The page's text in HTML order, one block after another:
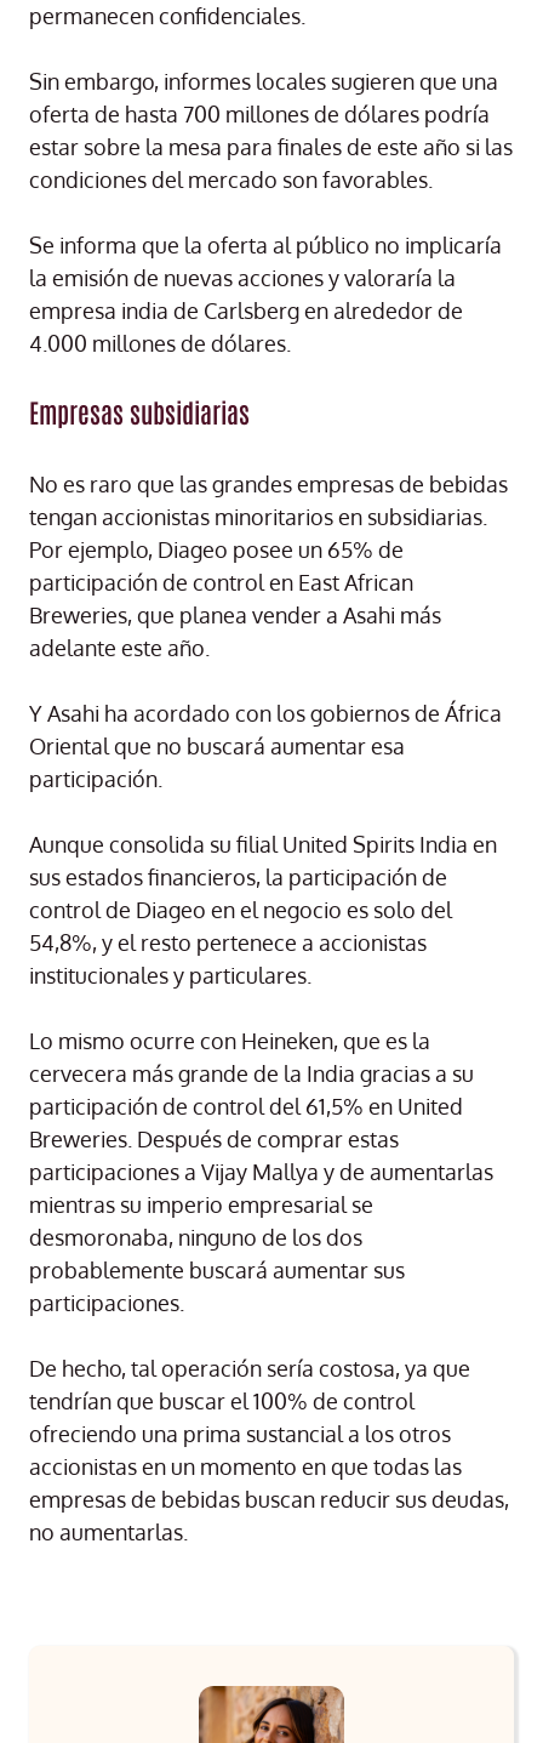
permanecen confidenciales.
Sin embargo, informes locales sugieren que una
oferta de hasta 700 millones de dólares podría
estar sobre la mesa para finales de este año si las
condiciones del mercado son favorables.
Se informa que la oferta al público no implicaría
la emisión de nuevas acciones y valoraría la
empresa india de Carlsberg en alrededor de
4.000 millones de dólares.
Empresas subsidiarias
No es raro que las grandes empresas de bebidas
tengan accionistas minoritarios en subsidiarias.
Por ejemplo, Diageo posee un 65% de
participación de control en East African
Breweries, que planea vender a Asahi más
adelante este año.
Y Asahi ha acordado con los gobiernos de África
Oriental que no buscará aumentar esa
participación.
Aunque consolida su filial United Spirits India en
sus estados financieros, la participación de
control de Diageo en el negocio es solo del
54,8%, y el resto pertenece a accionistas
institucionales y particulares.
Lo mismo ocurre con Heineken, que es la
cervecera más grande de la India gracias a su
participación de control del 61,5% en United
Breweries. Después de comprar estas
participaciones a Vijay Mallya y de aumentarlas
mientras su imperio empresarial se
desmoronaba, ninguno de los dos
probablemente buscará aumentar sus
participaciones.
De hecho, tal operación sería costosa, ya que
tendrían que buscar el 100% de control
ofreciendo una prima sustancial a los otros
accionistas en un momento en que todas las
empresas de bebidas buscan reducir sus deudas,
no aumentarlas.